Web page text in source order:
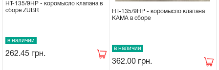
Сцепное устройство, шплинт
Прокладки на мотоблок
HT-135/9HP - коромысло клапана в
сборе ZUBR
в наличии
262.45 грн.
HT-135/9HP - коромысло клапана
КАМА в сборе
в наличии
362.00 грн.